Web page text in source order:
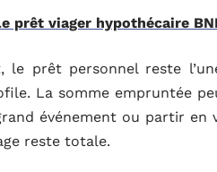
prêt viager hypothécaire
le prêt personnel reste
La somme empruntée
événement ou partir en
reste totale.